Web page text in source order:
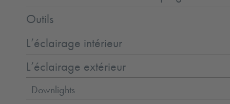
Outils
L’éclairage intérieur
L’éclairage extérieur
Downlights